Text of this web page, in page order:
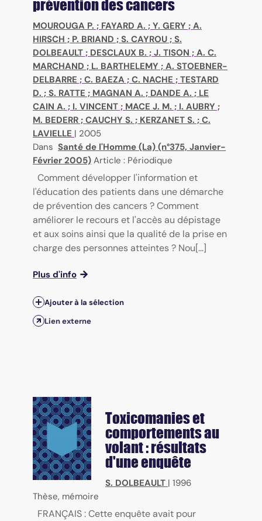
prévention des cancers
MOUROUGA P. ; FAYARD A. ; Y. GERY ; A.
HIRSCH ; P. BRIAND ; S. CAYROU ; S.
DOLBEAULT ; DESCLAUX B. ; J. TISON ; A. C.
MARCHAND ; L. BARTHELEMY ; A. STOEBNER-
DELBARRE ; C. BAEZA ; C. NACHE ; TESTARD
D. ; S. RATTE ; MAGNAN A. ; DANDE A. ; LE
CAIN A. ; I. VINCENT ; MACE J. M. ; I. AUBRY ;
M. BEDERR ; CAUCHY S. ; KERZANET S. ; C.
LAVIELLE | 2005
Dans Santé de l'Homme (La) (n°375, Janvier-
Février 2005) Article : Périodique
Comment développer l'information et
l'éducation des patients dans une démarche
de prévention des cancers ? Comment
améliorer le recours et l'accès au dépistage
et aux soins ainsi que la qualité de la prise en
charge des personnes atteintes ? Nou[...]
Plus d'info
Ajouter à la sélection
Lien externe
Toxicomanies et
comportements au
volant : résultats
d'une enquête
S. DOLBEAULT | 1996
Thèse, mémoire
FRANÇAIS : Cette enquête avait pour